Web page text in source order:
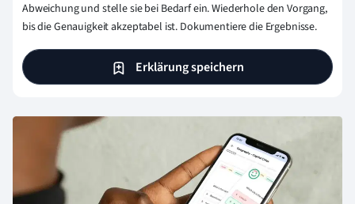
Abweichung und stelle sie bei Bedarf ein. Wiederhole den Vorgang,
bis die Genauigkeit akzeptabel ist. Dokumentiere die Ergebnisse.
Erklärung speichern